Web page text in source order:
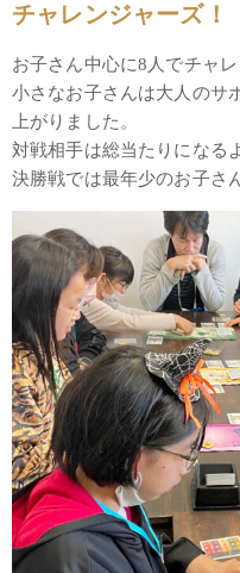
チャレンジャーズ！
お子さん中心に8人でチャレ
小さなお子さんは大人のサ
上がりました。
対戦相手は総当たりになる
決勝戦では最年少のお子さ